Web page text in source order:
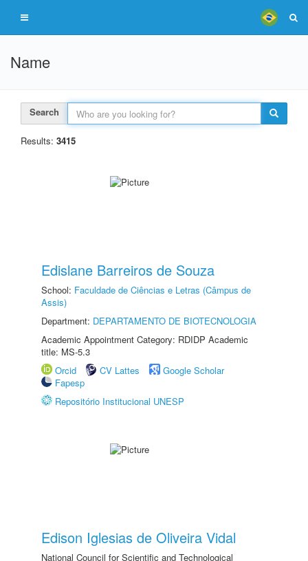
Name
Search
Results: 3415
Edislane Barreiros de Souza
School: Faculdade de Ciências e Letras (Câmpus de
Assis)
Department: DEPARTAMENTO DE BIOTECNOLOGIA
Academic Appointment Category: RDIDP Academic
title: MS-5.3
Orcid
CV Lattes
Google Scholar
Fapesp
Repositório Institucional UNESP
Edison Iglesias de Oliveira Vidal
National Council for Scientific and Technological